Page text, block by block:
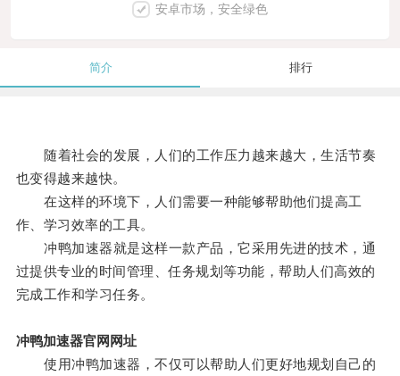
安卓市场，安全绿色
简介 排行
随着社会的发展，人们的工作压力越来越大，生活节奏
也变得越来越快。
在这样的环境下，人们需要一种能够帮助他们提高工
作、学习效率的工具。
冲鸭加速器就是这样一款产品，它采用先进的技术，通
过提供专业的时间管理、任务规划等功能，帮助人们高效的
完成工作和学习任务。
冲鸭加速器官网网址
使用冲鸭加速器，不仅可以帮助人们更好地规划自己的